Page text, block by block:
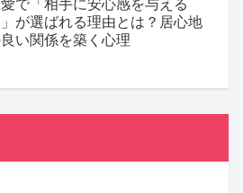
で「相手に安心感を与える
が選ばれる理由とは？居心地
い関係を築く心理